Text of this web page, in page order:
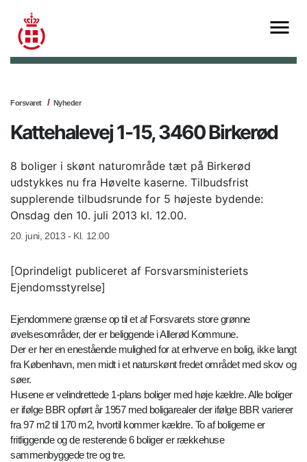
Forsvaret Nyheder
Kattehalevej 1-15, 3460 Birkerød
8 boliger i skønt naturområde tæt på Birkerød
udstykkes nu fra Høvelte kaserne. Tilbudsfrist
supplerende tilbudsrunde for 5 højeste bydende:
Onsdag den 10. juli 2013 kl. 12.00.
20. juni, 2013 - Kl. 12.00
[Oprindeligt publiceret af Forsvarsministeriets
Ejendomsstyrelse]
Ejendommene grænse op til et af Forsvarets store grønne
øvelsesområder, der er beliggende i Allerød Kommune.
Der er her en enestående mulighed for at erhverve en bolig, ikke langt
fra København, men midt i et naturskønt fredet området med skov og
søer.
Husene er velindrettede 1-plans boliger med høje kældre. Alle boliger
er ifølge BBR opført år 1957 med boligarealer der ifølge BBR varierer
fra 97 m2 til 170 m2, hvortil kommer kældre. To af boligerne er
fritliggende og de resterende 6 boliger er rækkehuse
sammenbyggede tre og tre.